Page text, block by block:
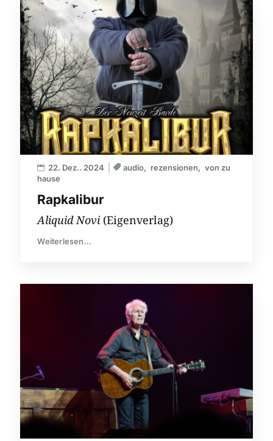
Rapkalibur
22. Dez.. 2024 audio rezensionen
von zu
hause
Aliquid Novi (Eigenverlag)
Weiterlesen...